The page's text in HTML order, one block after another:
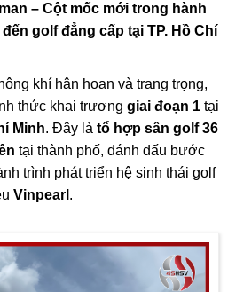
– Cột mốc mới trong hành
golf đẳng cấp tại TP. Hồ Chí
khí hân hoan và trang trọng,
thức khai trương giai đoạn 1 tại
Minh. Đây là tổ hợp sân golf 36
tại thành phố, đánh dấu bước
trình phát triển hệ sinh thái golf
Vinpearl .